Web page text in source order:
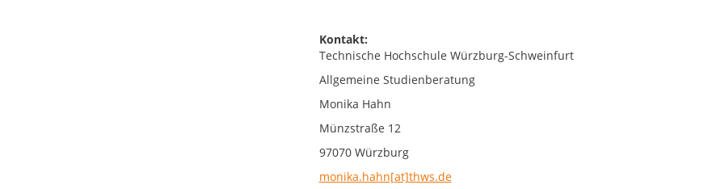
Kontakt:
Technische Hochschule Würzburg-Schweinfurt
Allgemeine Studienberatung
Monika Hahn
Münzstraße 12
97070 Würzburg
monika.hahn[at]thws.de